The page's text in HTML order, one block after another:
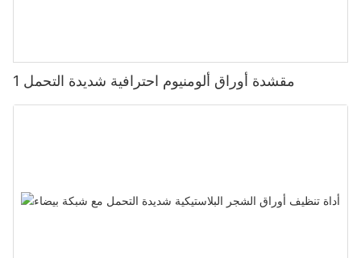
مقشدة أوراق ألومنيوم احترافية شديدة التحمل 1